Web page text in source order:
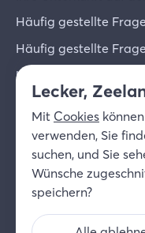
Häufig gestellte
Häufig gestellte
Unternehmer-Login
Über uns
© 2026 allyourz b.v.
Datenschutzrichtlinie
Lecker,
Mit Cookies
verwenden, Sie
suchen, und Sie
Wünsche
speichern?